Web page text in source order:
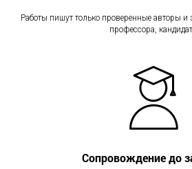
Работы пишут только проверенные авторы и
профессора,
Сопровождение до